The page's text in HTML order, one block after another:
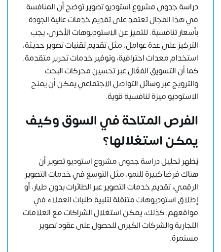
دراسة جدوى مشروع استوديو تصوير توضح أن المنافسة
في هذا المجال تعتمد على تقديم خدمات عالية الجودة
بأسعار تنافسية. للتميز عن الاستوديوهات الأخرى، يجب
التركيز على عدة عوامل، مثل تقديم تقنيات تصوير حديثة،
استخدام معدات احترافية، وتوفير خدمات تحرير متقدمة.
كما أن التسويق الفعّال عبر تحسين محركات البحث
والترويج عبر وسائل التواصل الاجتماعي يمكن أن يمنح
الاستوديو ميزة تنافسية قوية.
الفرص المتاحة في السوق وكيف
يمكن استغلالها؟
يُظهر تحليل دراسة جدوى مشروع استوديو تصوير أن
هناك فرصًا كبيرة للنمو، مثل التوسع في خدمات التصوير
الرقمي، تقديم خدمات التصوير عبر الطائرات بدون طيار، أو
إطلاق استوديوهات متنقلة لتلبية طلبات العملاء في
مواقعهم. كذلك، يمكن استغلال الشراكات مع العلامات
التجارية والشركات الكبرى للحصول على عقود تصوير
مستمرة.